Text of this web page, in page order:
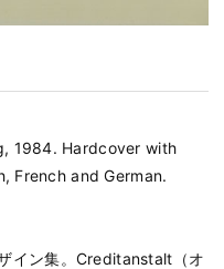
1984. Hardcover with
French and German.
イン集。Creditanstalt（オ